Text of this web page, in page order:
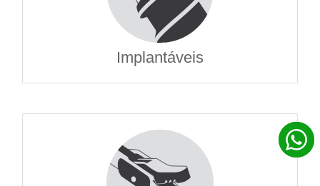
Implantáveis